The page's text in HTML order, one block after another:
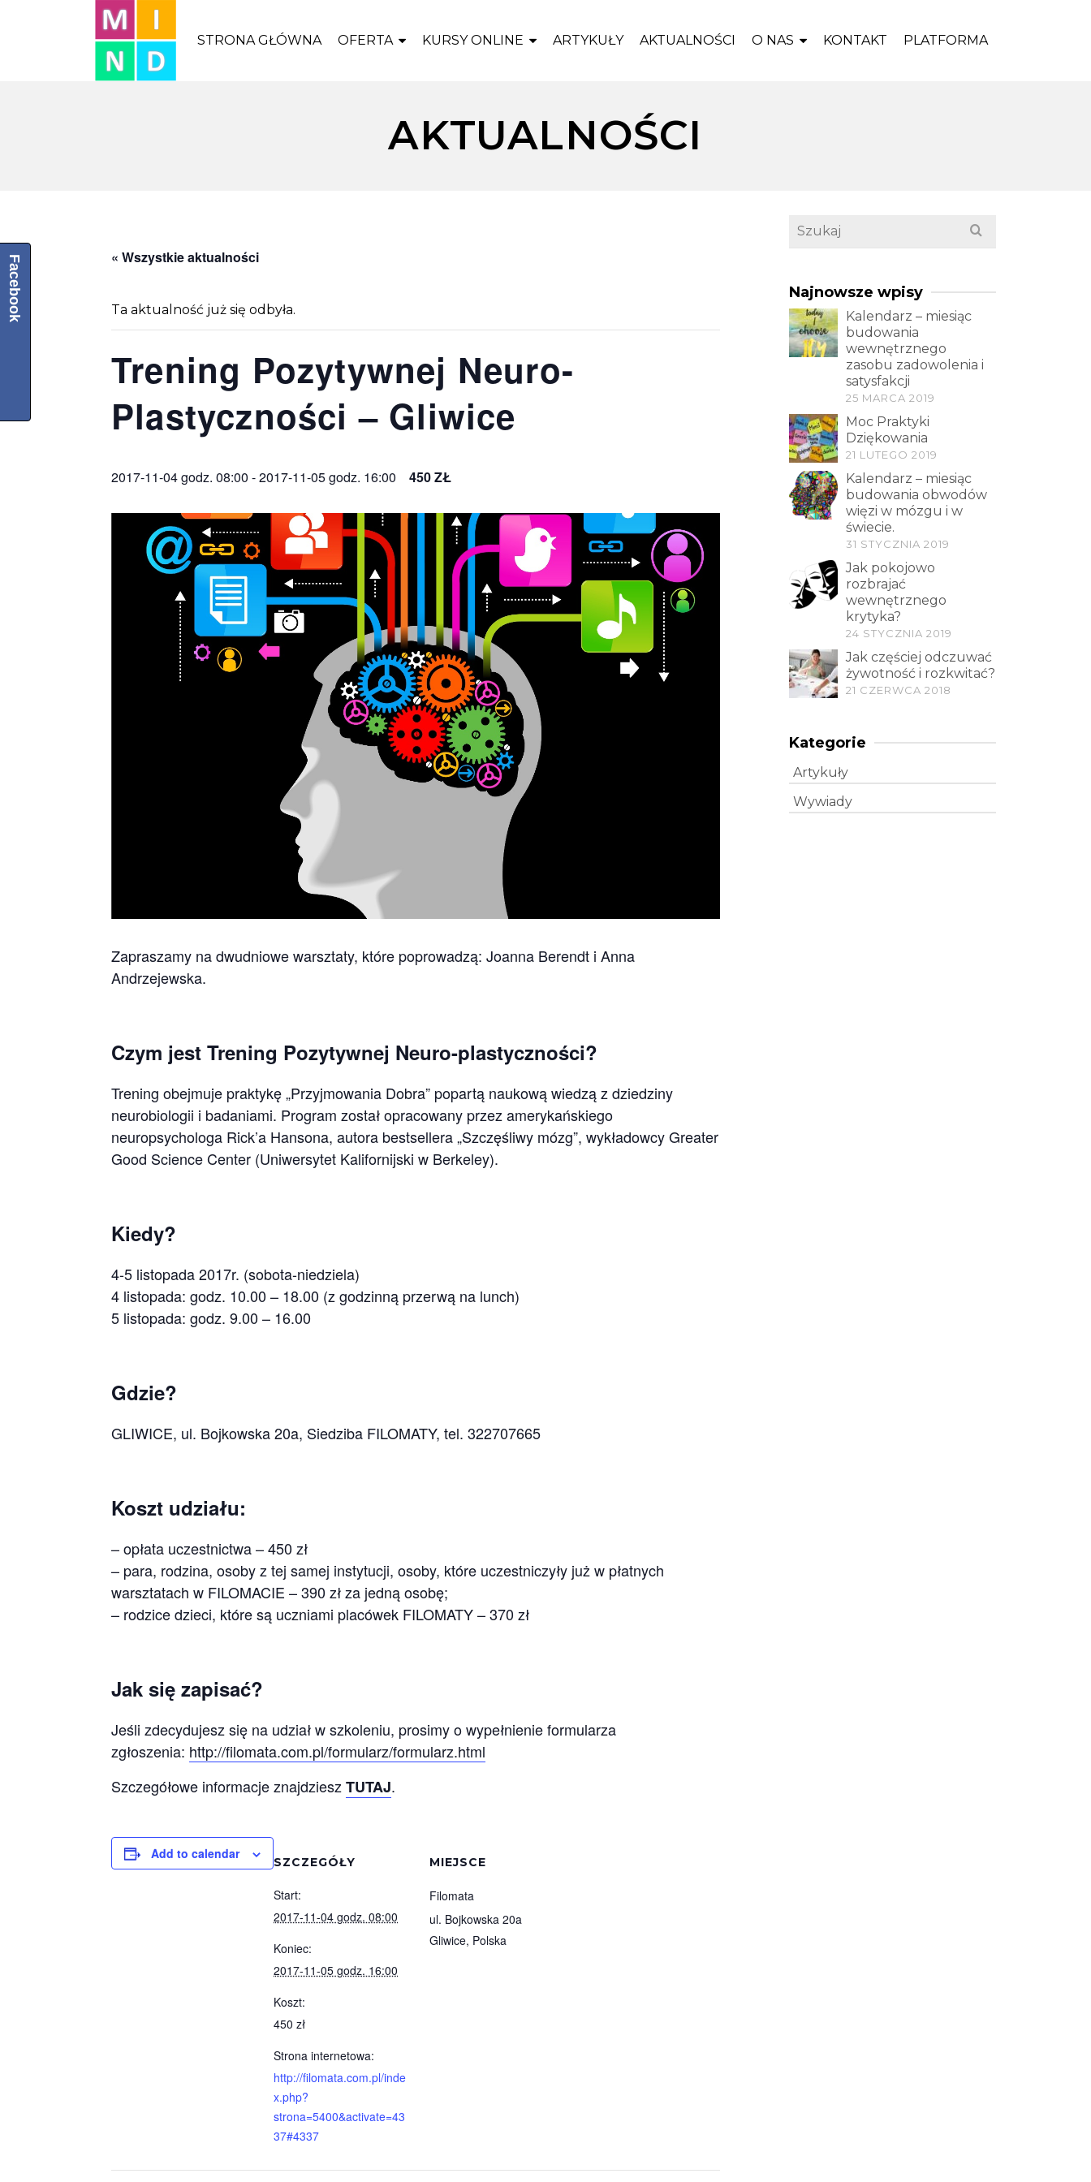
STRONA GŁÓWNA OFERTA KURSY ONLINE ARTYKUŁY AKTUALNOŚCI O NAS KONTAKT PLATFORMA
AKTUALNOŚCI
« Wszystkie aktualności
Ta aktualność już się odbyła.
Trening Pozytywnej Neuro-
Plastyczności – Gliwice
2017-11-04 godz. 08:00 -2017-11-05 godz. 16:00 450 ZŁ
Zapraszamy na dwudniowe warsztaty, które poprowadzą: Joanna Berendt i Anna
Andrzejewska.
Czym jest Trening Pozytywnej Neuro-plastyczności?
Trening obejmuje praktykę „Przyjmowania Dobra” popartą naukową wiedzą z dziedziny
neurobiologii i badaniami. Program został opracowany przez amerykańskiego
neuropsychologa Rick’a Hansona, autora bestsellera „Szczęśliwy mózg”, wykładowcy Greater
Good Science Center (Uniwersytet Kalifornijski w Berkeley).
Kiedy?
4-5 listopada 2017r. (sobota-niedziela)
4 listopada: godz. 10.00 – 18.00 (z godzinną przerwą na lunch)
5 listopada: godz. 9.00 – 16.00
Gdzie?
GLIWICE, ul. Bojkowska 20a, Siedziba FILOMATY, tel. 322707665
Koszt udziału:
– opłata uczestnictwa – 450 zł
– para, rodzina, osoby z tej samej instytucji, osoby, które uczestniczyły już w płatnych
warsztatach w FILOMACIE – 390 zł za jedną osobę;
– rodzice dzieci, które są uczniami placówek FILOMATY – 370 zł
Jak się zapisać?
Jeśli zdecydujesz się na udział w szkoleniu, prosimy o wypełnienie formularza
zgłoszenia: http://filomata.com.pl/formularz/formularz.html
Szczegółowe informacje znajdziesz TUTAJ.
Add to calendar
SZCZEGÓŁY
Start:
2017-11-04 godz. 08:00
Koniec:
2017-11-05 godz. 16:00
Koszt:
450 zł
Strona internetowa:
http://filomata.com.pl/inde
x.php?
strona=5400&activate=43
37#4337
MIEJSCE
Filomata
ul. Bojkowska 20a
Gliwice, Polska
Search
Najnowsze wpisy
Kalendarz – miesiąc
budowania
wewnętrznego
zasobu zadowolenia i
satysfakcji
25 MARCA 2019
Moc Praktyki
Dziękowania
21 LUTEGO 2019
Kalendarz – miesiąc
budowania obwodów
więzi w mózgu i w
świecie.
31 STYCZNIA 2019
Jak pokojowo
rozbrajać
wewnętrznego
krytyka?
24 STYCZNIA 2019
Jak częściej odczuwać
żywotność i rozkwitać?
21 CZERWCA 2018
Kategorie
Artykuły
Wywiady
Facebook